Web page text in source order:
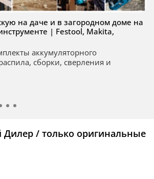
на даче и в загородном доме на
| Festool, Makita,
аккумуляторного
сборки, сверления и
/ только оригинальные